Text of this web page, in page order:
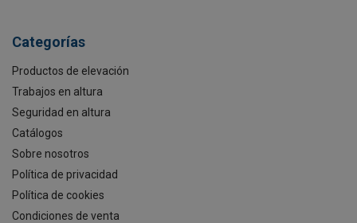
Categorías
Productos de elevación
Trabajos en altura
Seguridad en altura
Catálogos
Sobre nosotros
Política de privacidad
Política de cookies
Condiciones de venta